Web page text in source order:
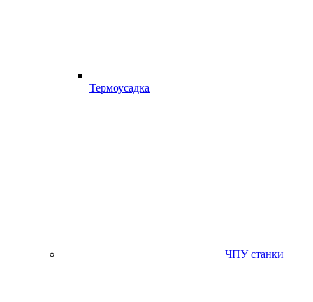
Термоусадка
ЧПУ станки